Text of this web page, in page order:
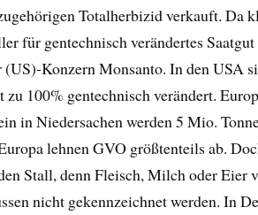
Totalherbizid verkauft. Da
für gentechnisch verändertes
(US)-Konzern Monsanto. In den USA
zu 100% gentechnisch verändert.
in Niedersachen werden 5 Mio.
lehnen GVO größtenteils ab.
Stall, denn Fleisch, Milch oder Eier
nicht gekennzeichnet werden. In